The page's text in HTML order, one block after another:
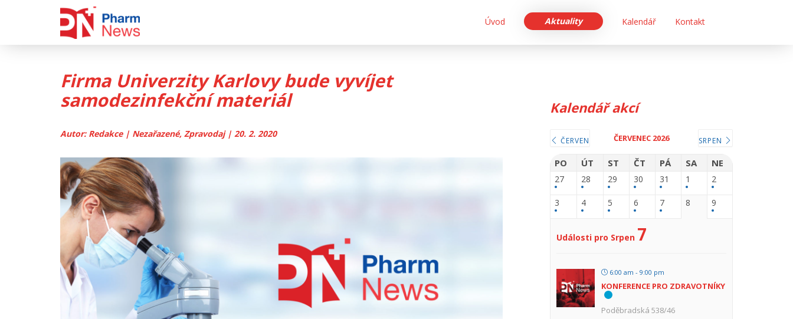
Úvod Aktuality Kalendář Kontakt
Firma Univerzity Karlovy bude vyvíjet
samodezinfekční materiál
Autor: Redakce | Nezařazené, Zpravodaj | 20. 2. 2020
Kalendář akcí
ČERVEN ČERVENEC 2026 SRPEN
PO ÚT ST ČT PÁ SA NE
27 28 29 30 31 1 2
3 4 5 6 7 8 9
Události pro Srpen 7
6:00 am - 9:00 pm
KONFERENCE PRO ZDRAVOTNÍKY
Poděbradská 538/46